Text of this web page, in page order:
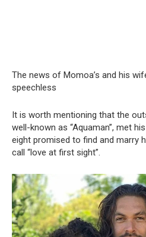
The news of Momoa’s and his
speechless
It is worth mentioning that the
well-known as “Aquaman”, met
eight promised to find and marry
call “love at first sight”.